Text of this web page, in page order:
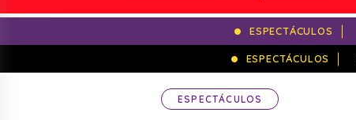
ESPECTÁCULOS
ESPECTÁCULOS
ESPECTÁCULOS